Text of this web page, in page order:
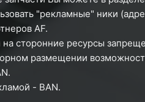
"рекламные" ники
AF.
сторонние ресурсы
размещении
- BAN.